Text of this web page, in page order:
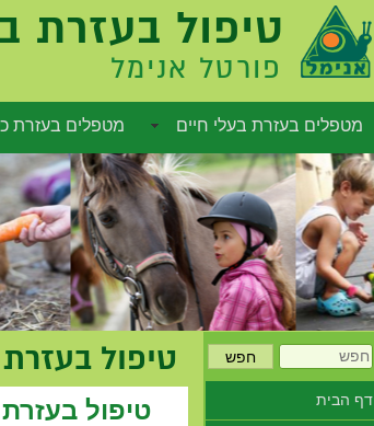
מטפלים בעזרת בעלי חיים מטפלים בעזרת
אפשרויות שיווק
טיפול בעזרת
פורטל אנימל
חפש
דף הבית
טיפול
טיפול